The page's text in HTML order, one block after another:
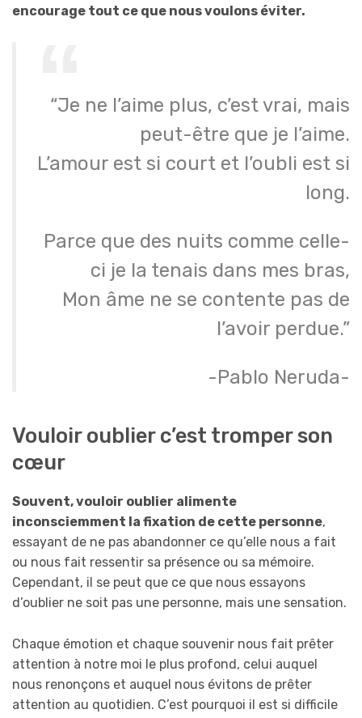
encourage tout ce que nous voulons éviter.
“Je ne l’aime plus, c’est vrai, mais
peut-être que je l’aime.
L’amour est si court et l’oubli est si
long.
Parce que des nuits comme celle-
ci je la tenais dans mes bras,
Mon âme ne se contente pas de
l’avoir perdue.”
-Pablo Neruda-
Vouloir oublier c’est tromper son
cœur
Souvent, vouloir oublier alimente
inconsciemment la fixation de cette personne,
essayant de ne pas abandonner ce qu’elle nous a fait
ou nous fait ressentir sa présence ou sa mémoire.
Cependant, il se peut que ce que nous essayons
d’oublier ne soit pas une personne, mais une sensation.
Chaque émotion et chaque souvenir nous fait prêter
attention à notre moi le plus profond, celui auquel
nous renonçons et auquel nous évitons de prêter
attention au quotidien. C’est pourquoi il est si difficile